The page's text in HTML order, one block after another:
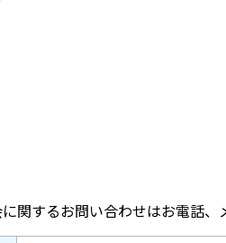
関するお問い合わせはお電話、